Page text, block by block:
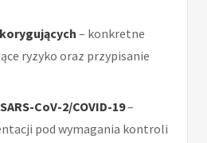
– konkretne
ryzyko oraz przypisanie
CoV-2/COVID-19–
pod wymagania kontroli